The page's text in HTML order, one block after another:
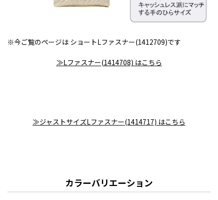
※今ご覧のページは ショートLファスナー(1412709)です
≫Lファスナー(1414708) はこちら
≫ジャストサイズLファスナー(1414717) はこちら
カラーバリエーション